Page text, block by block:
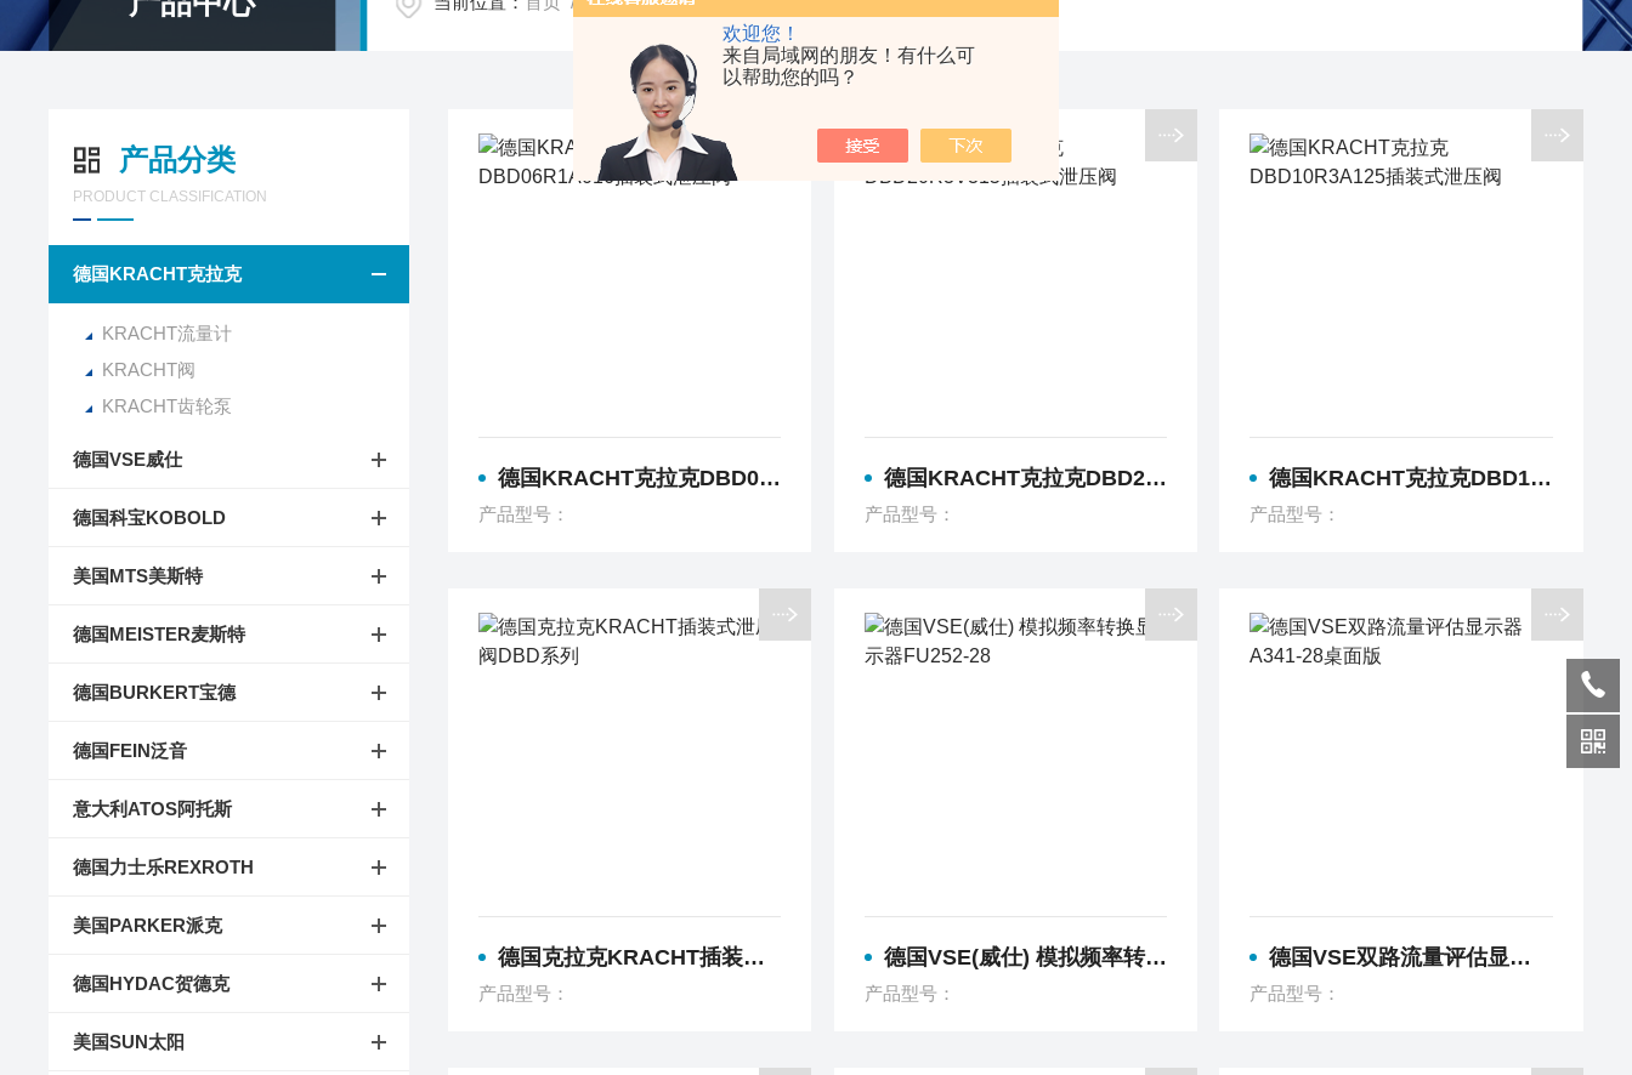
欢迎您！
来自局域网的朋友！有什么可
以帮助您的吗？
产品分类
PRODUCT CLASSIFICATION
德国KRACHT克拉克
KRACHT流量计
KRACHT阀
KRACHT齿轮泵
德国VSE威仕
德国科宝KOBOLD
美国MTS美斯特
德国MEISTER麦斯特
德国BURKERT宝德
德国FEIN泛音
意大利ATOS阿托斯
德国力士乐REXROTH
美国PARKER派克
德国HYDAC贺德克
美国SUN太阳
德国KRACHT克拉克DBD06R1A016插装式泄压阀
产品型号：
德国KRACHT克拉克DBD20R3V315插装式泄压阀
产品型号：
德国KRACHT克拉克DBD10R3A125插装式泄压阀
产品型号：
德国克拉克KRACHT插装式泄压阀DBD系列
产品型号：
德国VSE(威仕) 模拟频率转换显示器FU252-28
产品型号：
德国VSE双路流量评估显示器A341-28桌面版
产品型号：